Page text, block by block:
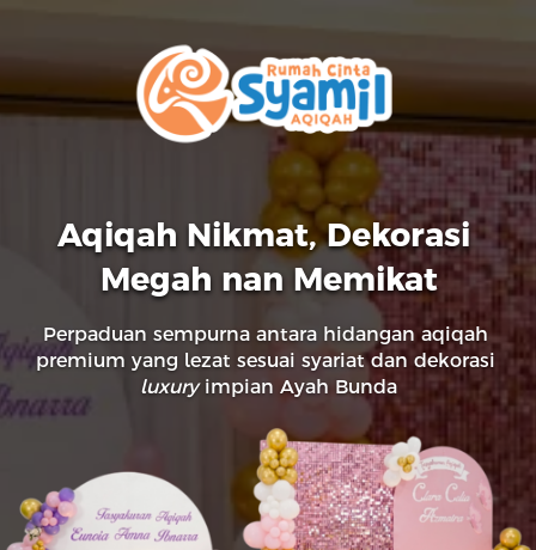
Aqiqah Nikmat, Dekorasi
Megah nan Memikat
Perpaduan sempurna antara hidangan aqiqah
luxury impian Ayah Bunda